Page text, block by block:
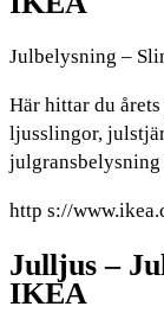
Julbelysning –
Här hittar du
ljusslingor,
julgransbelysning
http s://
Julljus –
IKEA